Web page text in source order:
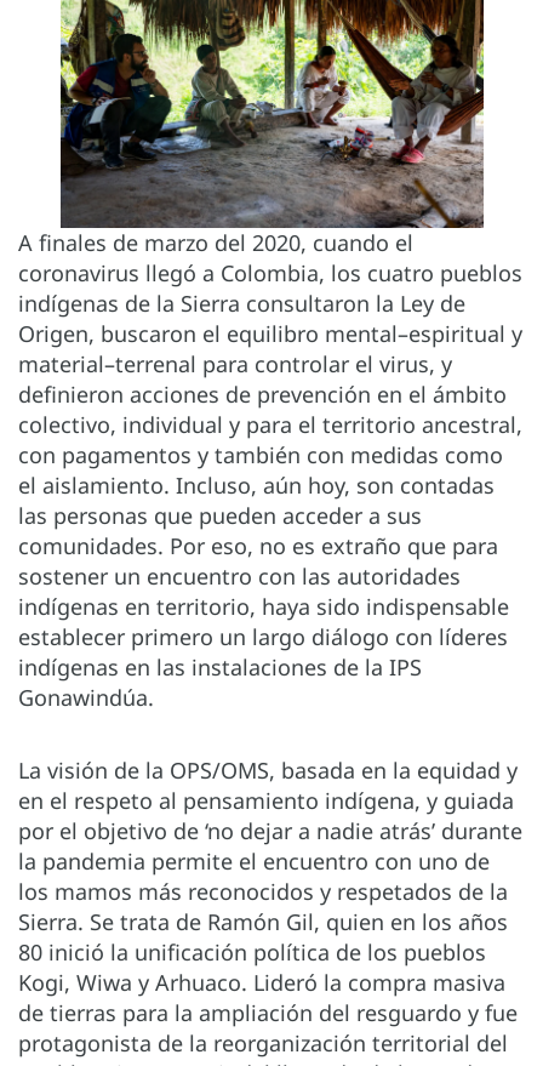
A finales de marzo del 2020, cuando el
coronavirus llegó a Colombia, los cuatro pueblos
indígenas de la Sierra consultaron la Ley de
Origen, buscaron el equilibro mental–espiritual y
material–terrenal para controlar el virus, y
definieron acciones de prevención en el ámbito
colectivo, individual y para el territorio ancestral,
con pagamentos y también con medidas como
el aislamiento. Incluso, aún hoy, son contadas
las personas que pueden acceder a sus
comunidades. Por eso, no es extraño que para
sostener un encuentro con las autoridades
indígenas en territorio, haya sido indispensable
establecer primero un largo diálogo con líderes
indígenas en las instalaciones de la IPS
Gonawindúa.
La visión de la OPS/OMS, basada en la equidad y
en el respeto al pensamiento indígena, y guiada
por el objetivo de ‘no dejar a nadie atrás’ durante
la pandemia permite el encuentro con uno de
los mamos más reconocidos y respetados de la
Sierra. Se trata de Ramón Gil, quien en los años
80 inició la unificación política de los pueblos
Kogi, Wiwa y Arhuaco. Lideró la compra masiva
de tierras para la ampliación del resguardo y fue
protagonista de la reorganización territorial del